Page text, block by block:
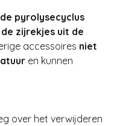
pyrolysecyclus
de zijrekjes uit de
accessoires niet
en kunnen
over het verwijderen